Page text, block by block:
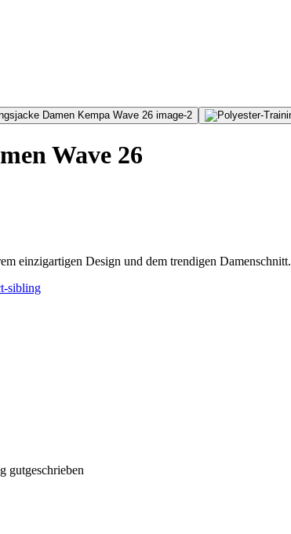
Wave 26
einzigartigen Design und dem trendigen Damenschnitt.
gutgeschrieben